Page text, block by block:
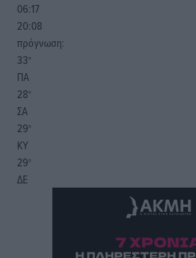
06:17
20:08
πρόγνωση:
33°
ΠΑ
28°
ΣΑ
29°
ΚΥ
29°
ΔΕ